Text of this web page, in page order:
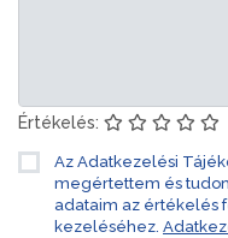
Értékelés:
Az Adatkezelési
megértettem és
adataim az értékelés
kezeléséhez.